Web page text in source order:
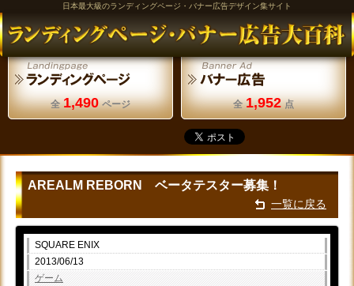
日本最大級のランディングページ・バナー広告デザイン集サイト
全 1,490 ページ 全 1,952 点
AREALM REBORN ベータテスター募集！
一覧に戻る
SQUARE ENIX
2013/06/13
ゲーム